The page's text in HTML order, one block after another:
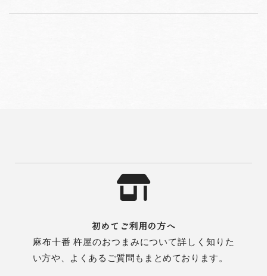
初めてご利用の方へ
麻布十番 杵屋のおつまみについて詳しく知りた
い方や、よくあるご質問もまとめております。